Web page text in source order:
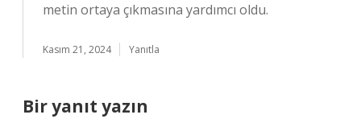
metin ortaya çıkmasına yardımcı oldu.
Kasım 21, 2024 Yanıtla
Bir yanıt yazın